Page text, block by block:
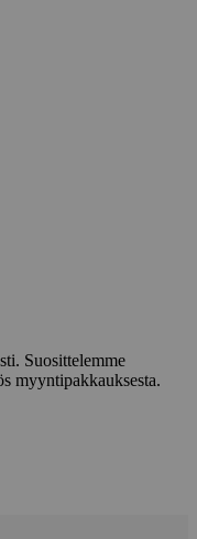
Suosittelemme
myyntipakkauksesta.